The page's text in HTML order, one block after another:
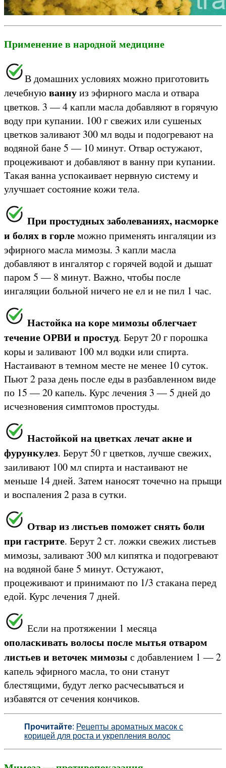
Применение в народной медицине
В домашних условиях можно приготовить
лечебнуюваннуиз эфирного масла и отвара
цветков. 3 — 4 капли масла добавляют в горячую
воду при купании. 100 г свежих или сушеных
цветков заливают 300 мл воды и подогревают на
водяной бане 5 — 10 минут. Отвар остужают,
процеживают и добавляют в ванну при купании.
Такая ванна успокаивает нервную систему и
улучшает состояние кожи тела.
При простудных заболеваниях, насморке
и болях в горлеможно применять ингаляции из
эфирного масла мимозы. 3 капли масла
добавляют в ингалятор с горячей водой и дышат
паром 5 — 8 минут. Важно, чтобы после
ингаляции больной ничего не ел и не пил 1 час.
Настойка на коре мимозы облегчает
течение ОРВИ и простуд. Берут 20 г порошка
коры и заливают 100 мл водки или спирта.
Настаивают в темном месте не менее 10 суток.
Пьют 2 раза день после еды в разбавленном виде
по 15 — 20 капель. Курс лечения 3 — 5 дней до
исчезновения симптомов простуды.
Настойкой на цветках лечат акне и
фурункулез. Берут 50 г цветков, лучше свежих,
заиливают 100 мл спирта и настаивают не
меньше 14 дней. Затем наносят точечно на прыщи
и воспаления 2 раза в сутки.
Отвар из листьев поможет снять боли
при гастрите. Берут 2 ст. ложки свежих листьев
мимозы, заливают 300 мл кипятка и подогревают
на водяной бане 5 минут. Остужают,
процеживают и принимают по 1/3 стакана перед
едой. Курс лечения 7 дней.
Если на протяжении 1 месяца
ополаскивать волосы после мытья отваром
листьев и веточек мимозы с добавлением 1 — 2
капель эфирного масла, то они станут
блестящими, будут легко расчесываться и
избавятся от сечения кончиков.
Прочитайте: Рецепты ароматных масок с
корицей для роста и укрепления волос